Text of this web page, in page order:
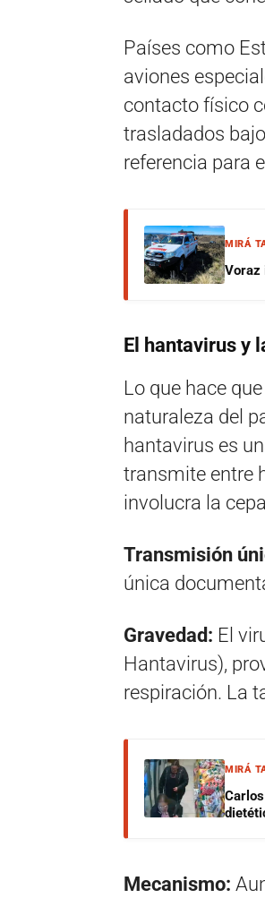
Países como
aviones
contacto físico
trasladados
referencia para
MIRÁ
Voraz
El hantavirus y
Lo que hace
naturaleza del
hantavirus es
transmite entre
involucra la
Transmisión
única
Gravedad: El
Hantavirus),
respiración. La
MIRÁ
Mecanismo: